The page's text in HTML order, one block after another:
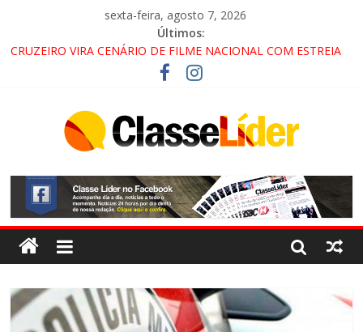
sexta-feira, agosto 7, 2026
Últimos:
CRUZEIRO VIRA CENÁRIO DE FILME NACIONAL COM ESTREIA
PROMOTOR DO GAECO
ACESSO À APARECIDA NA DUTRA SERÁ BLOQUEADO NO FIM
ALTERNATIVAS
LORENA, PINDAMONHANGABA E QUELUZ NA RETA FINAL
PELA FÁBRICA DA COCA-COLA!